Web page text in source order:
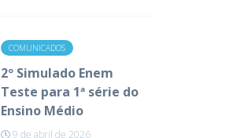
COMUNICADOS
2º Simulado Enem
Teste para 1ª série do
Ensino Médio
9 de abril de 2026